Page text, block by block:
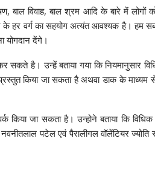
बाल विवाह, बाल श्रम आदि के बारे में लोगों
के हर वर्ग का सहयोग अत्यंत आवश्यक है। हम
देंगे।
सकते है। उन्हें बताया गया कि नियमानुसार
किया जा सकता है अथवा डाक के
किया जा सकता है। उन्होने बताया कि
पटेल एवं पैरालीगल वॉलेंटियर ज्योति